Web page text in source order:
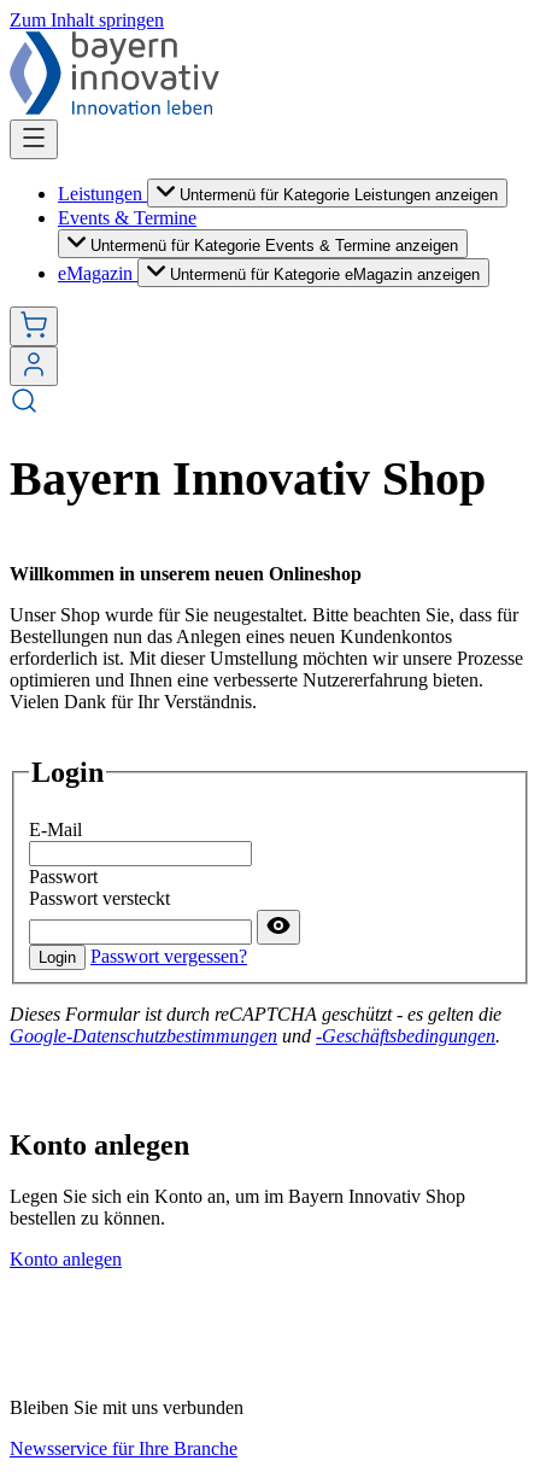
Zum Inhalt springen
Leistungen Untermenü für Kategorie Leistungen anzeigen
Events & Termine
Untermenü für Kategorie Events & Termine anzeigen
eMagazin Untermenü für Kategorie eMagazin anzeigen
Bayern Innovativ Shop
Willkommen in unserem neuen Onlineshop
Unser Shop wurde für Sie neugestaltet. Bitte beachten Sie, dass für
Bestellungen nun das Anlegen eines neuen Kundenkontos
erforderlich ist. Mit dieser Umstellung möchten wir unsere Prozesse
optimieren und Ihnen eine verbesserte Nutzererfahrung bieten.
Vielen Dank für Ihr Verständnis.
Login
E-Mail
Passwort
Passwort versteckt
Login Passwort vergessen?
Dieses Formular ist durch reCAPTCHA geschützt - es gelten die
Google-Datenschutzbestimmungen und -Geschäftsbedingungen.
Konto anlegen
Legen Sie sich ein Konto an, um im Bayern Innovativ Shop
bestellen zu können.
Konto anlegen
Bleiben Sie mit uns verbunden
Newsservice für Ihre Branche